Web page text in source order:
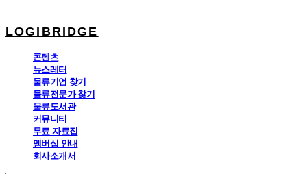
LOGIBRIDGE
콘텐츠
뉴스레터
물류기업 찾기
물류전문가 찾기
물류도서관
커뮤니티
무료 자료집
멤버십 안내
회사소개서